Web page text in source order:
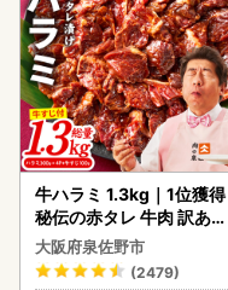
牛ハラミ 1.3kg｜1位獲得
秘伝の赤タレ 牛肉 訳あり
焼肉 BBQ
大阪府泉佐野市
(2479)